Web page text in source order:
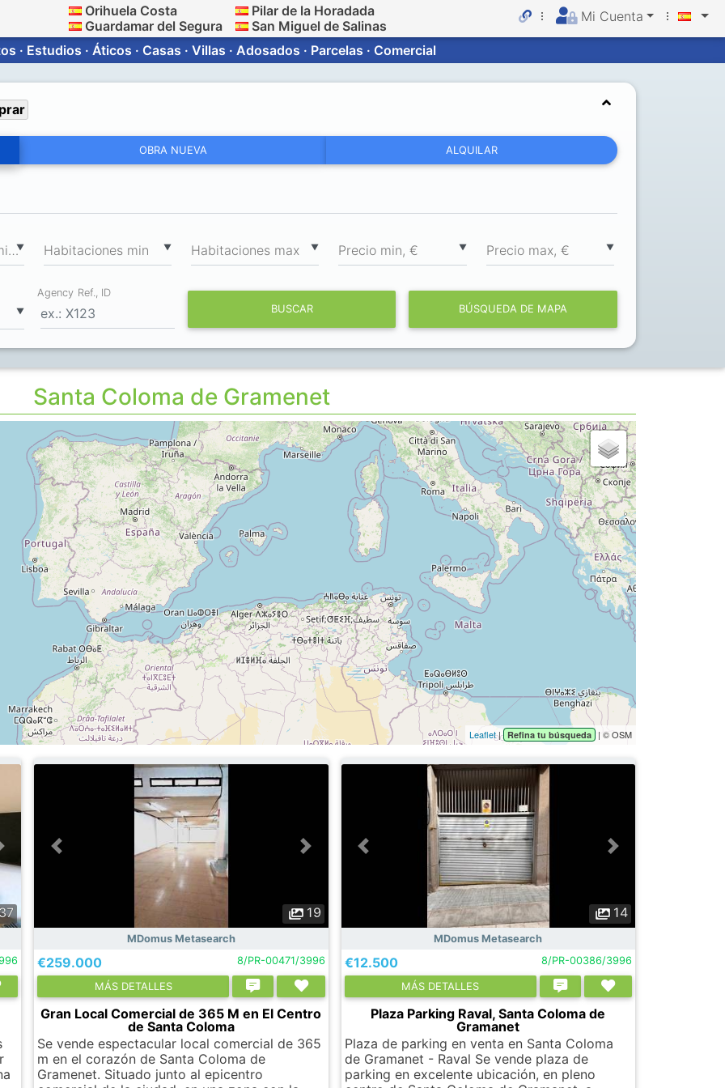
Orihuela Costa
Guardamar del Segura
Pilar de la Horadada
San Miguel de Salinas
Mi Cuenta
· Estudios · Áticos · Casas · Villas · Adosados · Parcelas · Comercial
OBRA NUEVA ALQUILAR
▼
Superficie total min, m ▼
Habitaciones min ▼
Habitaciones max ▼
Precio min, € ▼
Precio max, €
▼
Agency Ref., ID
BUSCAR
BÚSQUEDA DE MAPA
Santa Coloma de Gramenet
Leaflet| Refina tu búsqueda | © OSM
19
MDomus Metasearch
€259.000 8/PR-00471/3996
МÁS DETALLES
Gran Local Comercial de 365 M en El Centro
de Santa Coloma
Se vende espectacular local comercial de 365
m en el corazón de Santa Coloma de
Gramenet. Situado junto al epicentro
14
MDomus Metasearch
€12.500 8/PR-00386/3996
МÁS DETALLES
Plaza Parking Raval, Santa Coloma de
Gramanet
Plaza de parking en venta en Santa Coloma
de Gramanet - Raval Se vende plaza de
parking en excelente ubicación, en pleno